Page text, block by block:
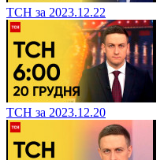
ТСН за 2023.12.22
ТСН за 2023.12.20